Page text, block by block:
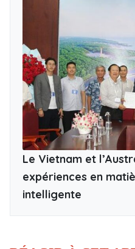
Le Vietnam et
expériences en
intelligente